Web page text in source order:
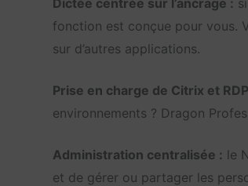
fonction est conçue pour vous.
sur d’autres applications.
Prise en charge de Citrix et
environnements ? Dragon
Administration centralisée : le
et de gérer ou partager les